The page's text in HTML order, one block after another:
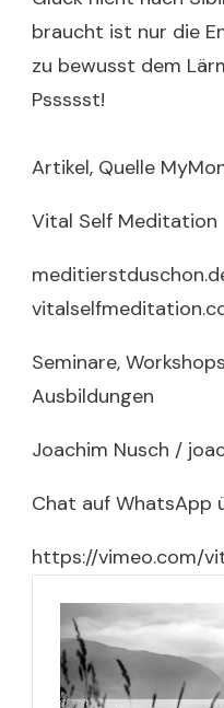
braucht ist nur die
zu bewusst dem
Pssssst!
Artikel, Quelle
Vital Self Meditation
Seminare,
Ausbildungen
Joachim Nusch /
Chat auf WhatsApp
https://vimeo.com/